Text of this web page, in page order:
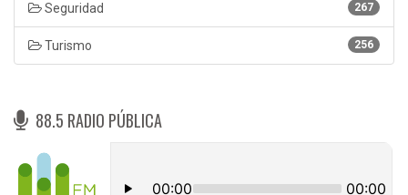
267
Seguridad
256
Turismo
88.5 RADIO PÚBLICA